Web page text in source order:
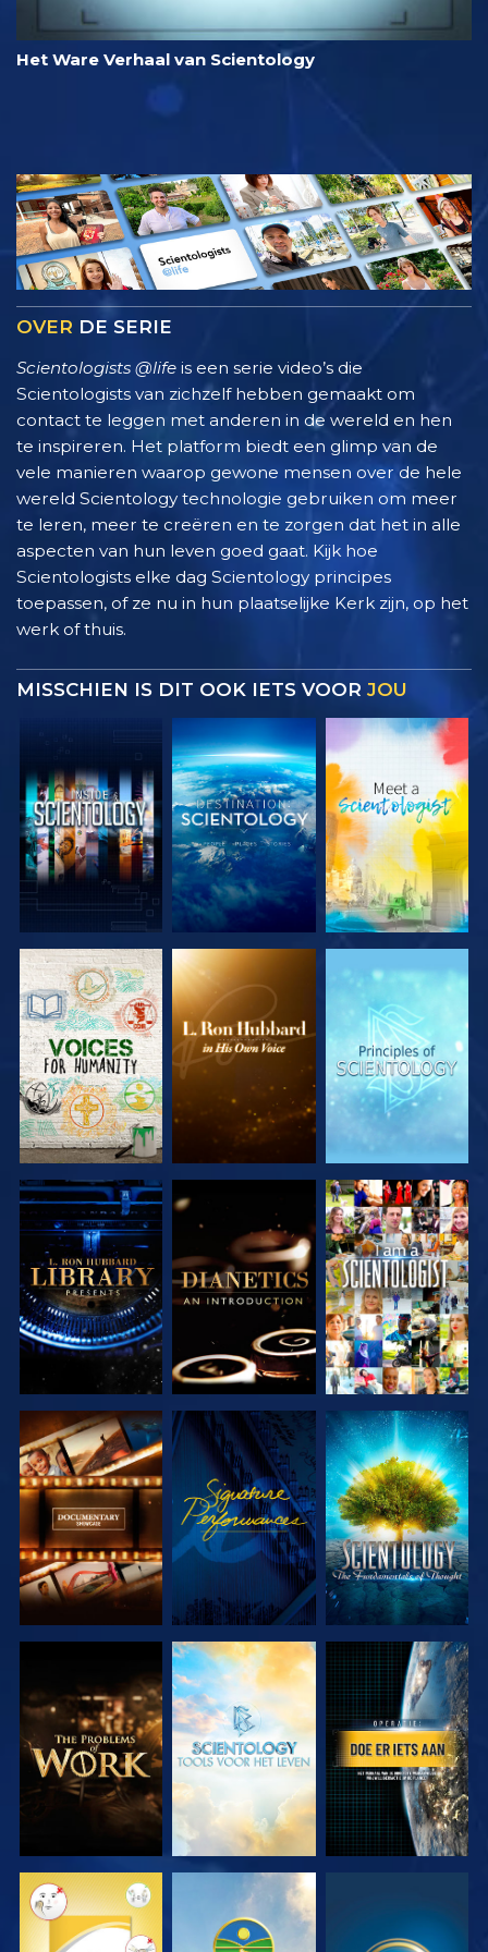
Het Ware Verhaal van Scientology
OVER DE SERIE
Scientologists @life is een serie video’s die
Scientologists van zichzelf hebben gemaakt om
contact te leggen met anderen in de wereld en hen
te inspireren. Het platform biedt een glimp van de
vele manieren waarop gewone mensen over de hele
wereld Scientology technologie gebruiken om meer
te leren, meer te creëren en te zorgen dat het in alle
aspecten van hun leven goed gaat. Kijk hoe
Scientologists elke dag Scientology principes
toepassen, of ze nu in hun plaatselijke Kerk zijn, op het
werk of thuis.
MISSCHIEN IS DIT OOK IETS VOOR JOU
VERKEN DE
SERIE
VERKEN DE
SERIE
VERKEN DE
SERIE
VERKEN DE
SERIE
VERKEN DE
SERIE
KIJK
VERKEN DE
SERIE
KIJK
VERKEN DE
SERIE
VERKEN DE
SERIE
VERKEN DE
SERIE
KIJK
KIJK KIJK KIJK